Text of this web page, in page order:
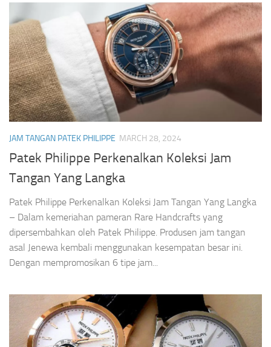
JAM TANGAN PATEK PHILIPPE MARCH 28, 2024
Patek Philippe Perkenalkan Koleksi Jam
Tangan Yang Langka
Patek Philippe Perkenalkan Koleksi Jam Tangan Yang Langka
– Dalam kemeriahan pameran Rare Handcrafts yang
dipersembahkan oleh Patek Philippe. Produsen jam tangan
asal Jenewa kembali menggunakan kesempatan besar ini.
Dengan mempromosikan 6 tipe jam...